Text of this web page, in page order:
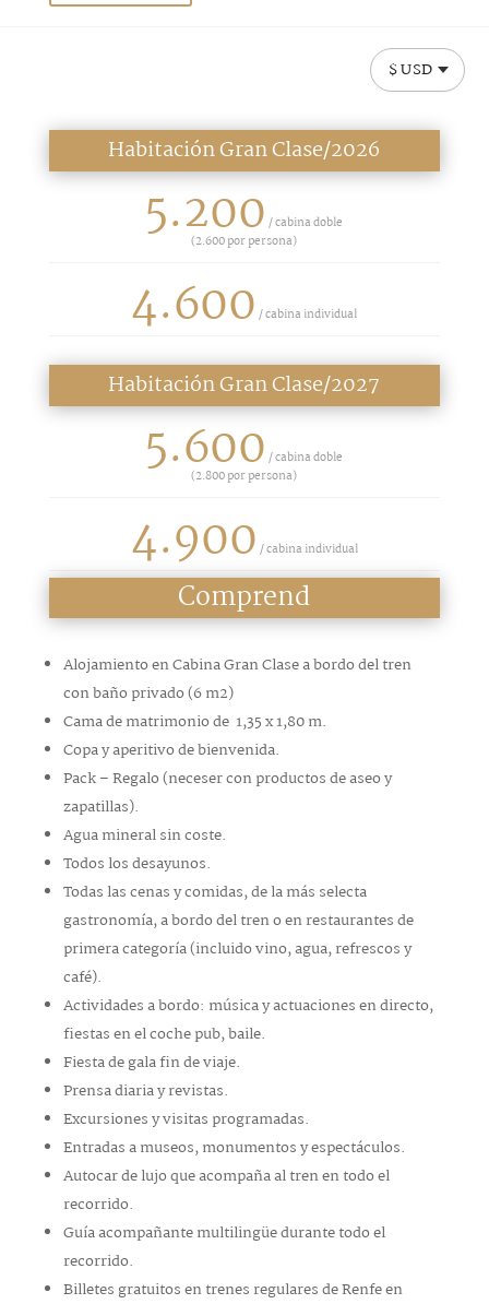
$ USD
Habitación Gran Clase/2026
5.200 / cabina doble
(2.600por persona)
4.600 / cabina individual
Habitación Gran Clase/2027
5.600 / cabina doble
(2.800por persona)
4.900 / cabina individual
Comprend
Alojamiento en Cabina Gran Clase a bordo del tren
con baño privado (6 m2)
Cama de matrimonio de 1,35 x 1,80 m.
Copa y aperitivo de bienvenida.
Pack – Regalo (neceser con productos de aseo y
zapatillas).
Agua mineral sin coste.
Todos los desayunos.
Todas las cenas y comidas, de la más selecta
gastronomía, a bordo del tren o en restaurantes de
primera categoría (incluido vino, agua, refrescos y
café).
Actividades a bordo: música y actuaciones en directo,
fiestas en el coche pub, baile.
Fiesta de gala fin de viaje.
Prensa diaria y revistas.
Excursiones y visitas programadas.
Entradas a museos, monumentos y espectáculos.
Autocar de lujo que acompaña al tren en todo el
recorrido.
Guía acompañante multilingüe durante todo el
recorrido.
Billetes gratuitos en trenes regulares de Renfe en